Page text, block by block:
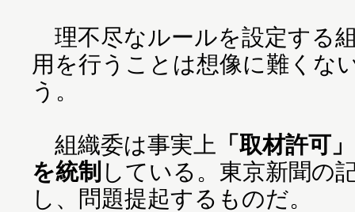
理不尽なルールを設定する
用を行うことは想像に難くな
う。
組織委は事実上 「取材許可
を統制 している。東京新聞の
し、問題提起するものだ。